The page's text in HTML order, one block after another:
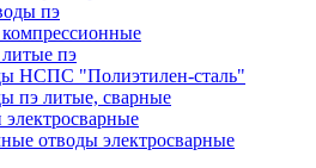
пэ
пэ
НСПС "Полиэтилен-сталь"
пэ литые, сварные
электросварные
отводы электросварные